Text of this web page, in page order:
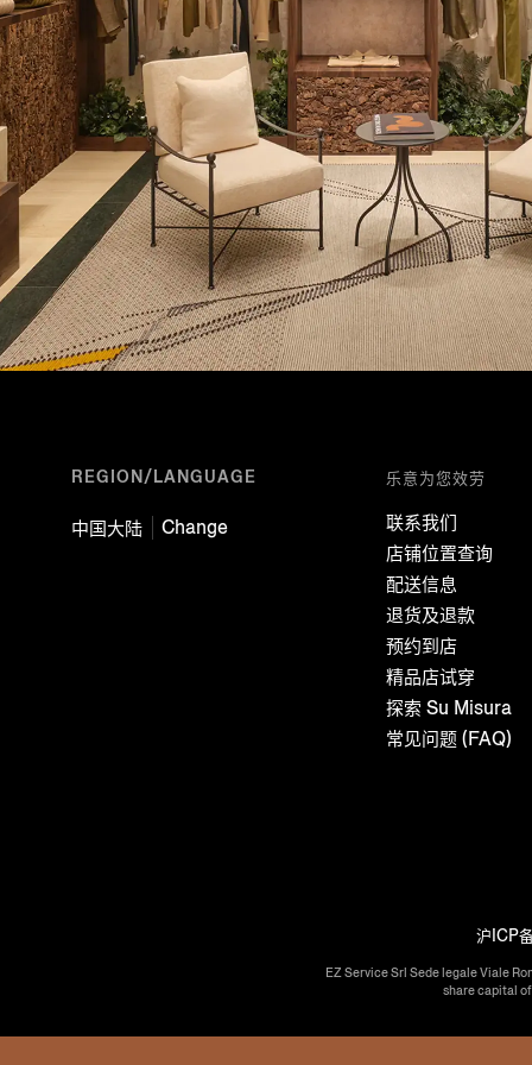
REGION/LANGUAGE
中国大陆 Change
乐意为您效劳
联系我们
店铺位置查询
配送信息
退货及退款
预约到店
精品店试穿
探索 Su Misura
常见问题 (FAQ)
沪ICP
EZ Service Srl Sede legale Viale
share capital